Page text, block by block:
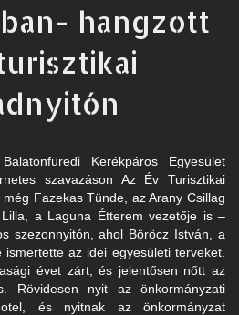
hangzott
Kerékpáros Egyesület
szavazáson Az Év Turisztikai
Fazekas Tünde, az Arany Csillag
a Laguna Étterem vezetője is –
szezonnyitón, ahol Böröcz István, a
az idei egyesületi terveket.
évet zárt, és jelentősen nőtt az
Rövidesen nyit az önkormányzati
és nyitnak az önkormányzat